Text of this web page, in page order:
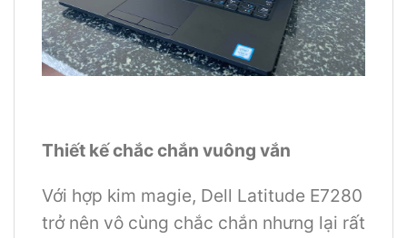
Thiết kế chắc chắn vuông vắn
Với hợp kim magie, Dell Latitude E7280
trở nên vô cùng chắc chắn nhưng lại rất